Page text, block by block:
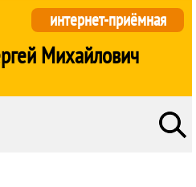
Михайлович
интернет-приёмная